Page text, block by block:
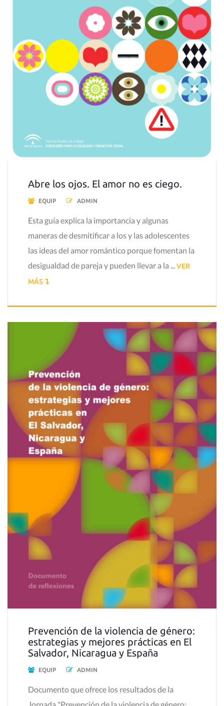
Abre los ojos. El amor no es ciego.
EQUIP ADMIN
Esta guía explica la importancia y algunas
maneras de desmitificar a los y las adolescentes
las ideas del amor romántico porque fomentan la
desigualdad de pareja y pueden llevar a la ... VER
MÁS
Prevención de la violencia de género:
estrategias y mejores prácticas en El
Salvador, Nicaragua y España
EQUIP ADMIN
Documento que ofrece los resultados de la
Jornada "Prevención de la violencia de género: